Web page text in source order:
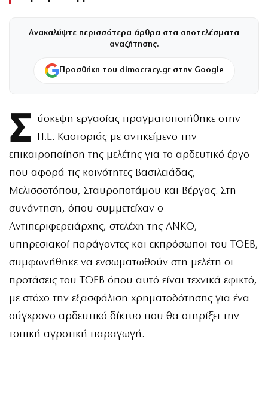
Ανακαλύψτε περισσότερα άρθρα στα αποτελέσματα
αναζήτησης.
Προσθήκη του dimocracy.gr στην Google
Σ ύσκεψη εργασίας πραγματοποιήθηκε στην
Π.Ε. Καστοριάς με αντικείμενο την
επικαιροποίηση της μελέτης για το αρδευτικό έργο
που αφορά τις κοινότητες Βασιλειάδας,
Μελισσοτόπου, Σταυροποτάμου και Βέργας. Στη
συνάντηση, όπου συμμετείχαν ο
Αντιπεριφερειάρχης, στελέχη της ΑΝΚΟ,
υπηρεσιακοί παράγοντες και εκπρόσωποι του ΤΟΕΒ,
συμφωνήθηκε να ενσωματωθούν στη μελέτη οι
προτάσεις του ΤΟΕΒ όπου αυτό είναι τεχνικά εφικτό,
με στόχο την εξασφάλιση χρηματοδότησης για ένα
σύγχρονο αρδευτικό δίκτυο που θα στηρίξει την
τοπική αγροτική παραγωγή.